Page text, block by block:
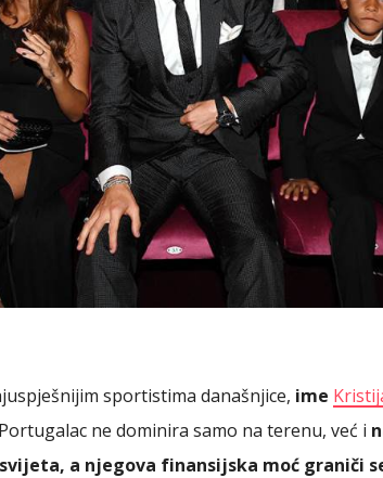
sportistima današnjice, ime
ne dominira samo na terenu, već i
a njegova finansijska moć graniči